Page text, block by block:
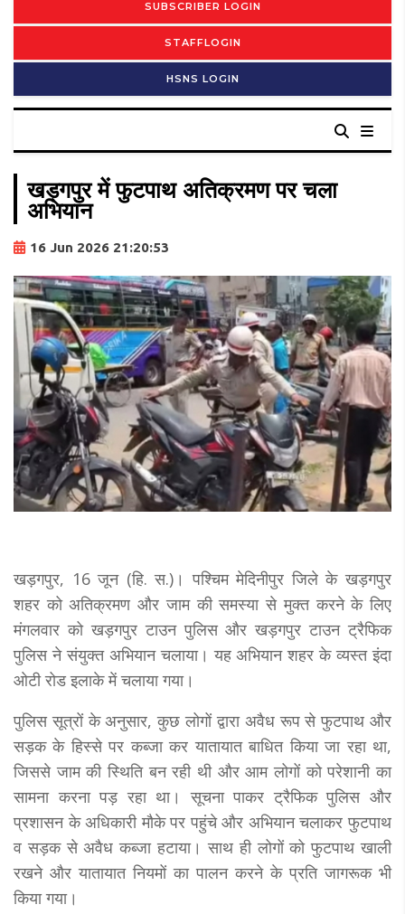
SUBSCRIBER LOGIN
STAFFLOGIN
HSNS LOGIN
खड़गपुर में फुटपाथ अतिक्रमण पर चला
अभियान
16 Jun 2026 21:20:53
खड़गपुर, 16 जून (हि. स.)। पश्चिम मेदिनीपुर जिले के खड़गपुर
शहर को अतिक्रमण और जाम की समस्या से मुक्त करने के लिए
मंगलवार को खड़गपुर टाउन पुलिस और खड़गपुर टाउन ट्रैफिक
पुलिस ने संयुक्त अभियान चलाया। यह अभियान शहर के व्यस्त इंदा
ओटी रोड इलाके में चलाया गया।
पुलिस सूत्रों के अनुसार, कुछ लोगों द्वारा अवैध रूप से फुटपाथ और
सड़क के हिस्से पर कब्जा कर यातायात बाधित किया जा रहा था,
जिससे जाम की स्थिति बन रही थी और आम लोगों को परेशानी का
सामना करना पड़ रहा था। सूचना पाकर ट्रैफिक पुलिस और
प्रशासन के अधिकारी मौके पर पहुंचे और अभियान चलाकर फुटपाथ
व सड़क से अवैध कब्जा हटाया। साथ ही लोगों को फुटपाथ खाली
रखने और यातायात नियमों का पालन करने के प्रति जागरूक भी
किया गया।